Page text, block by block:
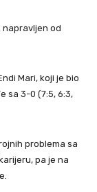
napravljen od
Mari, koji je bio
sa 3-0 (7:5, 6:3,
problema sa
pa je na